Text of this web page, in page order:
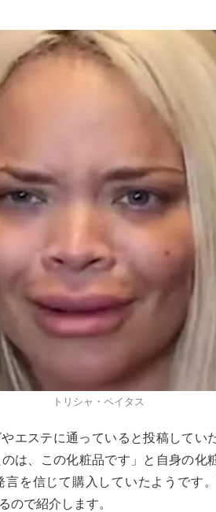
トリシャ・ペイタス
エステに通っていると投稿してい
は、この化粧品です」と自身の化
を信じて購入していたようです
ので紹介します。